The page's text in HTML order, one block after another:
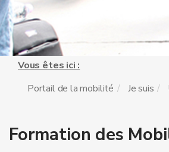
Vous êtes ici :
Portail de la mobilité
Je suis
Formation des